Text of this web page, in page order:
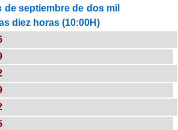
de septiembre de dos mil
diez horas (10:00H)